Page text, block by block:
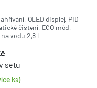
OLED displej, PID
čištění, ECO mód,
vodu 2,8 l
setu
ks)